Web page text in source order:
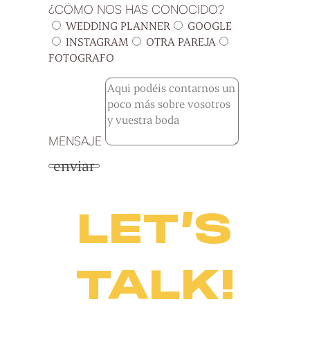
¿CÓMO NOS HAS CONOCIDO?
WEDDING PLANNER
GOOGLE
INSTAGRAM
OTRA PAREJA
FOTOGRAFO
MENSAJE
enviar
LET’S
TALK!